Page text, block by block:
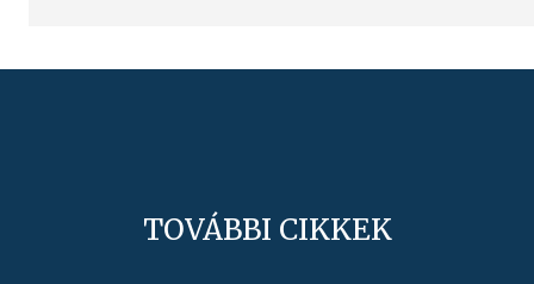
TOVÁBBI CIKKEK